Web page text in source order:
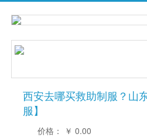
西安去哪买救助制服？山
服】
价格：
￥0.00